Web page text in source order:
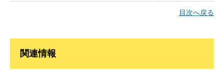
オートロック式の建物やガスメーターが室内に設置されているな
手続きについて
目次へ戻る
関連情報